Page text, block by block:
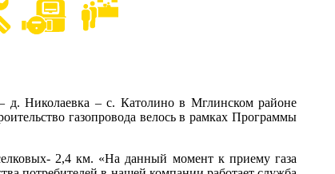
д. Николаевка – с. Католино в Мглинском районе
газопровода велось в рамках Программы
2,4 км. «На данный момент к приему газа